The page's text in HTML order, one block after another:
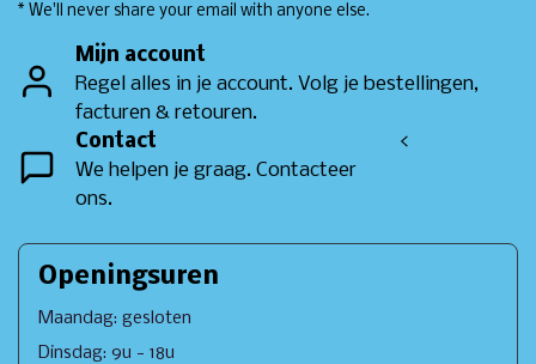
* We'll never share your email with anyone else.
Mijn account
Regel alles in je account. Volg je bestellingen,
facturen & retouren.
Contact
We helpen je graag. Contacteer
ons.
<
Openingsuren
Maandag: gesloten
Dinsdag: 9u - 18u